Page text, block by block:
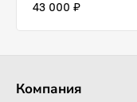
43 000 ₽
Компания